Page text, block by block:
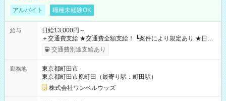
アルバイト 職種未経験OK
給与
日給13,000円～
＋交通費支給 ★交通費全額支給！ ┗案件により規定あり ★日払
いOK！（規定あり） ┗働いたその日に現金GET♪ お仕事後はコ
ンビニATMから 日払い分を引き落とせます！ 【試用期間】試
交通費別途支給あり
勤務地
東京都町田市
東京都町田市原町田（最寄り駅：町田駅）
株式会社ワンベルウッズ